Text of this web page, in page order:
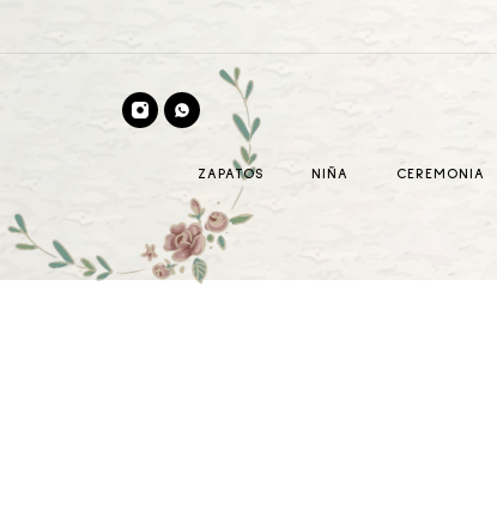
ZAPATOS NIÑA CEREMONIA